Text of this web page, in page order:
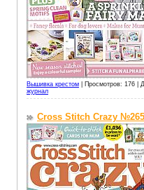
Вышивка крестом Просмотров: 176 |
журнал
Cross Stitch Crazy